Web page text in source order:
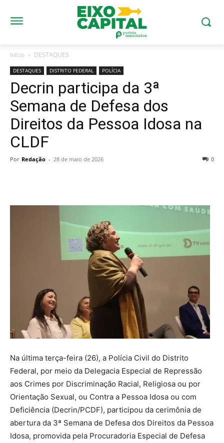
Início DESTAQUES
DESTAQUES DISTRITO FEDERAL POLÍCIA
Decrin participa da 3ª
Semana de Defesa dos
Direitos da Pessoa Idosa na
CLDF
Por Redação - 28 de maio de 2026 0
Na última terça-feira (26), a Polícia Civil do Distrito
Federal, por meio da Delegacia Especial de Repressão
aos Crimes por Discriminação Racial, Religiosa ou por
Orientação Sexual, ou Contra a Pessoa Idosa ou com
Deficiência (Decrin/PCDF), participou da cerimônia de
abertura da 3ª Semana de Defesa dos Direitos da Pessoa
Idosa, promovida pela Procuradoria Especial de Defesa